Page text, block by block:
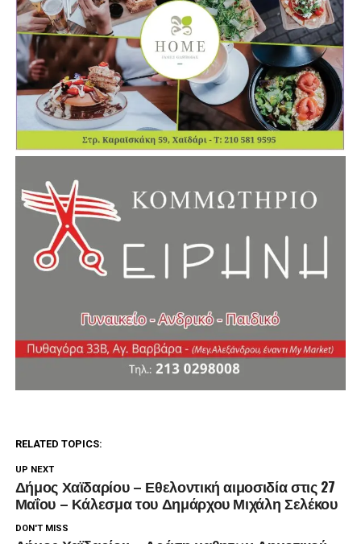
RELATED TOPICS:
UP NEXT
Δήμος Χαϊδαρίου – Εθελοντική αιμοσιδία στις 27
Μαΐου – Κάλεσμα του Δημάρχου Μιχάλη Σελέκου
DON'T MISS